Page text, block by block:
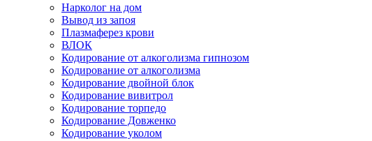
Нарколог на дом
Вывод из запоя
Плазмаферез крови
ВЛОК
Кодирование от алкоголизма гипнозом
Кодирование от алкоголизма
Кодирование двойной блок
Кодирование вивитрол
Кодирование торпедо
Кодирование Довженко
Кодирование уколом